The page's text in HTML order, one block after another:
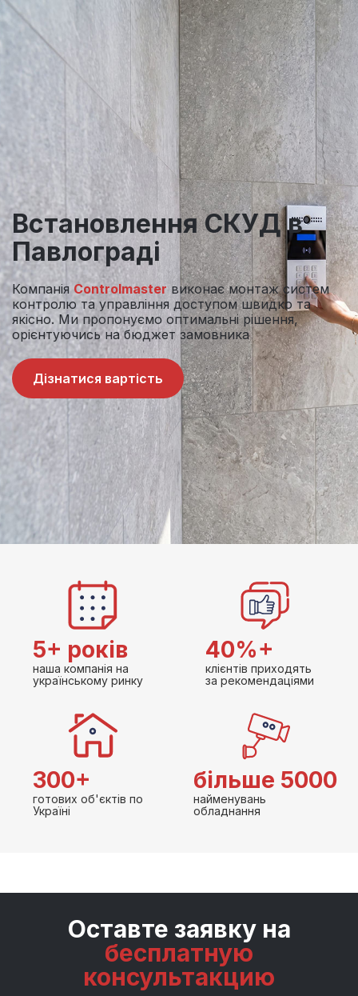
ВстановленняСКУДв
Павлограді
Компанія Controlmaster виконає монтаж систем
контролю та управління доступом швидко та
якісно. Ми пропонуємо оптимальні рішення,
орієнтуючись на бюджет замовника
Дізнатися вартість
5+ років
наша компанія на
українському ринку
40%+
клієнтів приходять
за рекомендаціями
300+
готових об'єктів по
Україні
більше 5000
найменувань
обладнання
Оставте заявку на
бесплатную
консультакцию